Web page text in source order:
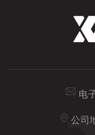
电
公司